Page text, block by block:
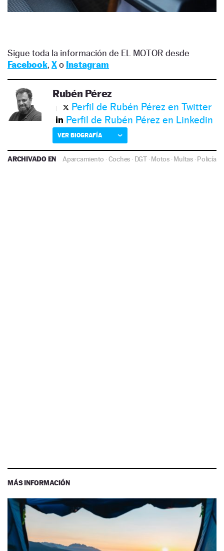
Sigue toda la información de EL MOTOR desde
Facebook, Xo Instagram
Rubén Pérez
Perfil de Rubén Pérez en Twitter
Perfil de Rubén Pérez en Linkedin
VER BIOGRAFÍA
ARCHIVADO EN Aparcamiento ·Coches · DGT·Motos ·Multas·Policía
MÁS INFORMACIÓN